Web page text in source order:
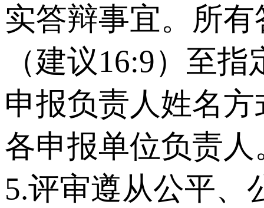
实答辩事宜。所
（建议16:9）至
申报负责人姓名
各申报单位负责人
5.评审遵从公平、